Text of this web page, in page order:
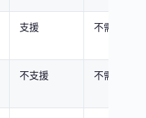
支援 不需要
不支援 不需要